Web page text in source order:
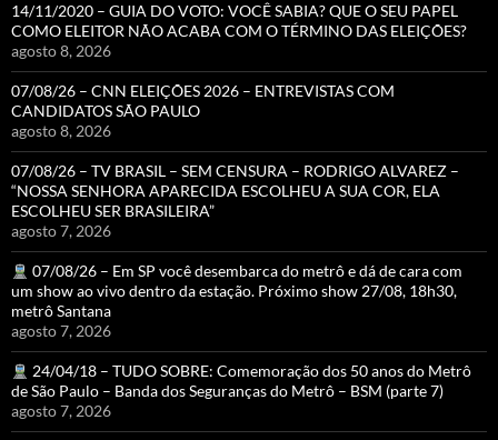
14/11/2020 – GUIA DO VOTO: VOCÊ SABIA? QUE O SEU PAPEL
COMO ELEITOR NÃO ACABA COM O TÉRMINO DAS ELEIÇÕES?
agosto 8, 2026
07/08/26 – CNN ELEIÇÕES 2026 – ENTREVISTAS COM
CANDIDATOS SÃO PAULO
agosto 8, 2026
07/08/26 – TV BRASIL – SEM CENSURA – RODRIGO ALVAREZ –
“NOSSA SENHORA APARECIDA ESCOLHEU A SUA COR, ELA
ESCOLHEU SER BRASILEIRA”
agosto 7, 2026
07/08/26 – Em SP você desembarca do metrô e dá de cara com
um show ao vivo dentro da estação. Próximo show 27/08, 18h30,
metrô Santana
agosto 7, 2026
24/04/18 – TUDO SOBRE: Comemoração dos 50 anos do Metrô
de São Paulo – Banda dos Seguranças do Metrô – BSM (parte 7)
agosto 7, 2026